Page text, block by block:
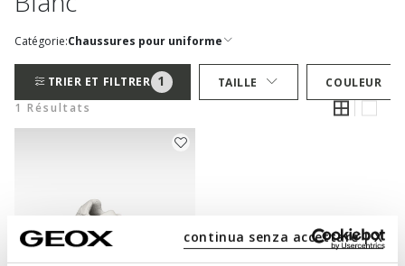
continua senza accettare | X
Catégorie:Chaussures pour uniforme
TRIER ET FILTRER 1 TAILLE
COULEUR
1 Résultats